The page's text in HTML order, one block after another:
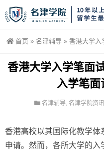
首页 » 名津辅导 » 香港大学入学
香港大学入学笔面
入学笔面
名津辅导, 名津学院资讯
香港高校以其国际化教学
申请。然而，各所大学的入